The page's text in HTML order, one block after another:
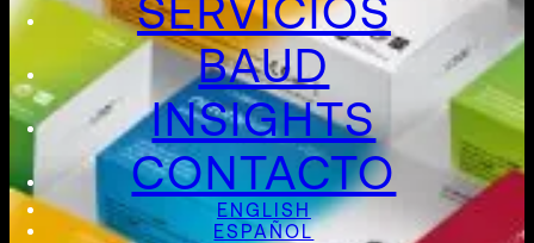
SERVICIOS
BAUD
INSIGHTS
CONTACTO
ENGLISH
ESPAÑOL